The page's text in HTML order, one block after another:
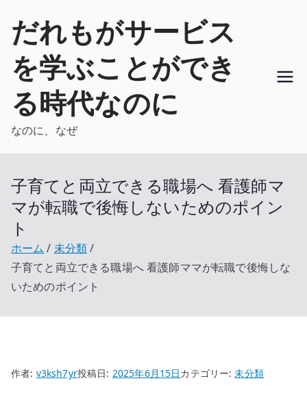
だれもがサービス
を学ぶことができ
る時代なのに
なのに、なぜ
子育てと両立できる職場へ 看護師マ
マが転職で後悔しないためのポイン
ト
ホーム
未分類
子育てと両立できる職場へ 看護師ママが転職で後悔しな
いためのポイント
作者: v3ksh7yr投稿日: 2025年6月15日カテゴリー:未分類